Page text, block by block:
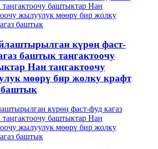
күрөң фаст-
баштык таңгактоочу
Нан таңгактоочу
мөөрү бир жолку крафт
баштык
күрөң фаст-фуд кагаз
баштыктар Нан
жылуулук мөөрү бир жолку
баштык